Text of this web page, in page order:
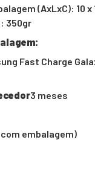
(AxLxC): 10 x
350gr
Fast Charge
3 meses
embalagem)